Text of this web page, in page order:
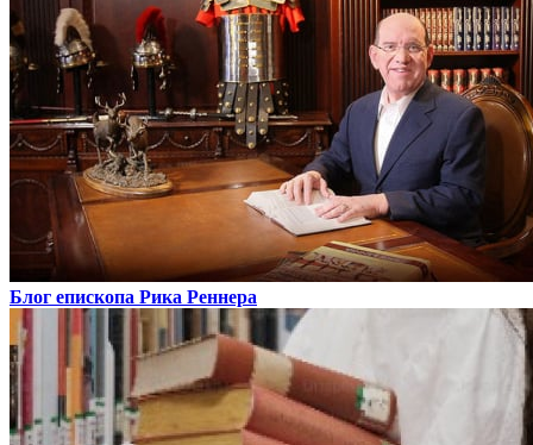
Блог епископа Рика Реннера